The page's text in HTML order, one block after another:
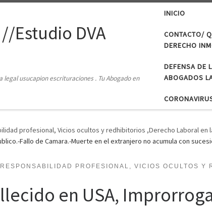
Estudio DVA
usucapion escrituraciones . Tu Abogado en
INICIO
CONTACTO/
DERECHO
DEFENSA DE
ABOGADOS
profesional, Vicios ocultos y redhibitorios ,Derecho Laboral en
Fallo de Camara.-Muerte en el extranjero no acumula con
PROFESIONAL, VICIOS OCULTOS
en USA,